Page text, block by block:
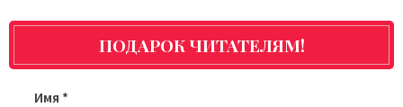
ПОДАРОК ЧИТАТЕЛЯМ!
Имя *